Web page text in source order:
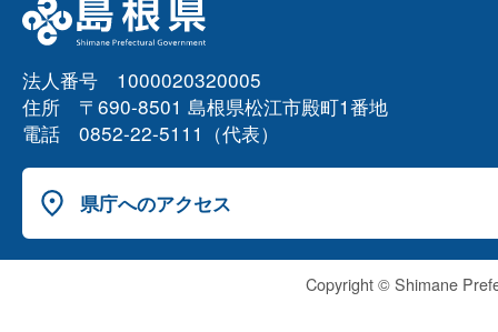
法人番号 1000020320005
住所 〒690-8501 島根県松江市殿町1番地
電話 0852-22-5111（代表）
県庁へのアクセス
Copyright © Shimane